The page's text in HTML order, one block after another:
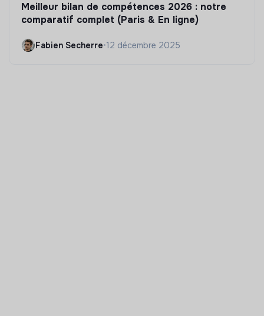
Meilleur bilan de compétences 2026 : notre
comparatif complet (Paris & En ligne)
Fabien Secherre•12 décembre 2025